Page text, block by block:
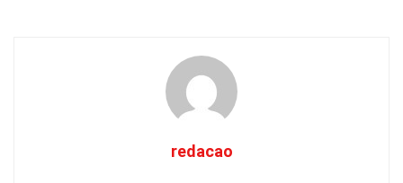
redacao